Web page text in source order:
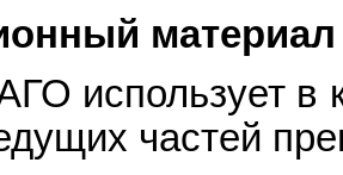
материал
использует в
частей